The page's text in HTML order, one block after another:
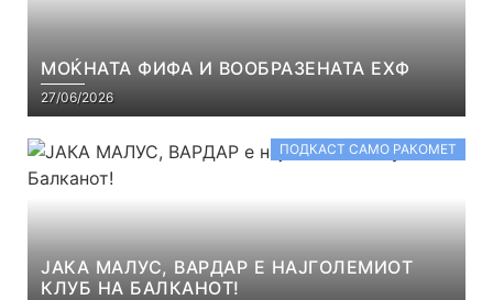
МОЌНАТА ФИФА И ВООБРАЗЕНАТА ЕХФ
27/06/2026
ПОДКАСТ САМО РАКОМЕТ
ЈАКА МАЛУС, ВАРДАР Е НАЈГОЛЕМИОТ
КЛУБ НА БАЛКАНОТ!